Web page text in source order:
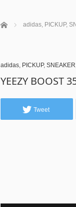
ホーム adidas, PICKUP,
adidas, PICKUP, SNEAKER
YEEZY BOOST
Tweet